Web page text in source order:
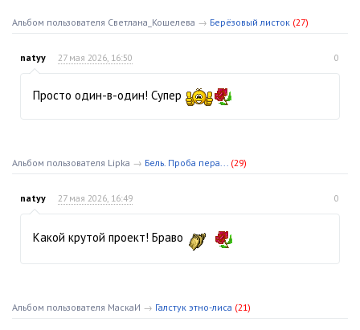
Альбом пользователя Светлана_Кошелева → Берёзовый листок (27)
natyy 27 мая 2026, 16:50 0
Просто один-в-один! Супер
Альбом пользователя Lipka → Бель. Проба пера... (29)
natyy 27 мая 2026, 16:49 0
Какой крутой проект! Браво
Альбом пользователя МаскаИ → Галстук этно-лиса (21)